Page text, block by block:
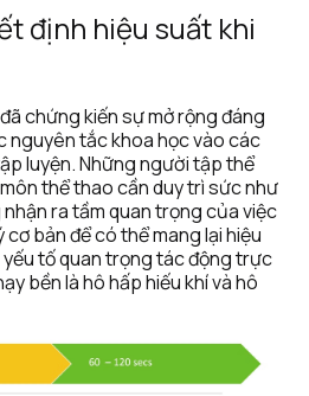
định hiệu suất khi
chứng kiến ​​sự mở rộng đáng
nguyên tắc khoa học vào các
luyện. Những người tập thể
thể thao cần duy trì sức như
ra tầm quan trọng của việc
bản để có thể mang lại hiệu
tố quan trọng tác động trực
bền là hô hấp hiếu khí và hô